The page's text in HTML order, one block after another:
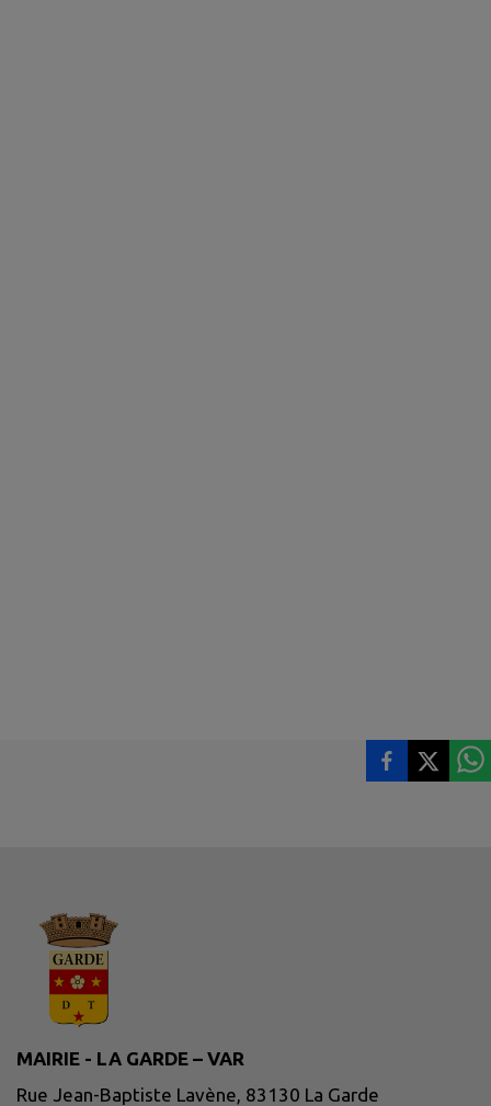
MAIRIE - LA GARDE – VAR
Rue Jean-Baptiste Lavène, 83130 La Garde